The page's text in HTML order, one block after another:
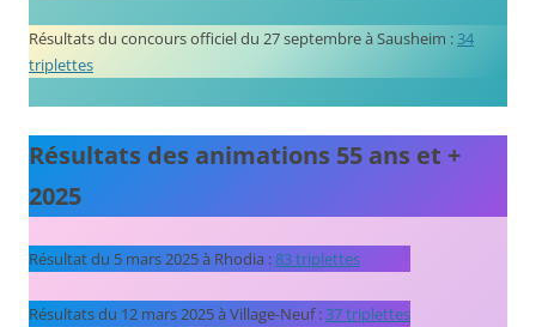
Résultats du concours officiel du 27 septembre à Sausheim : 34
triplettes
Résultats des animations 55 ans et +
2025
Résultat du 5 mars 2025 à Rhodia : 83 triplettes
Résultats du 12 mars 2025 à Village-Neuf : 37 triplettes